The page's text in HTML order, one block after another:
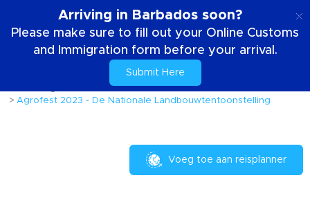
Arriving in Barbados soon?
Please make sure to fill out your Online Customs
and Immigration form before your arrival.
Submit Here
Dingen om te doen
Evenementen en festivals
Agrofest 2023 - De Nationale Landbouwtentoonstelling
Voeg toe aan reisplanner